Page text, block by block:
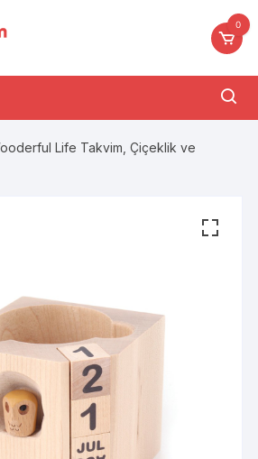
0
Life Takvim, Çiçeklik ve